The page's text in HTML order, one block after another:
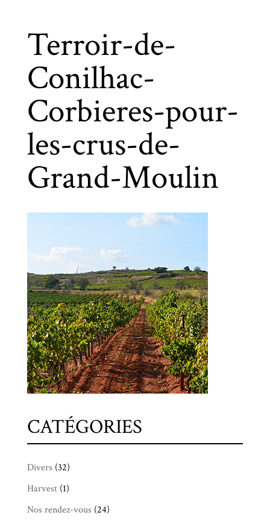
Terroir-de-
Conilhac-
Corbieres-pour-
les-crus-de-
Grand-Moulin
CATÉGORIES
Divers (32)
Harvest(1)
Nos rendez-vous (24)